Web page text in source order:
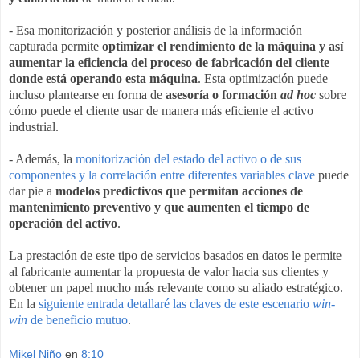
- Esa monitorización y posterior análisis de la información
capturada permite optimizar el rendimiento de la máquina y así
aumentar la eficiencia del proceso de fabricación del cliente
donde está operando esta máquina. Esta optimización puede
incluso plantearse en forma de asesoría o formación ad hoc sobre
cómo puede el cliente usar de manera más eficiente el activo
industrial.
- Además, la monitorización del estado del activo o de sus
componentes y la correlación entre diferentes variables clave puede
dar pie a modelos predictivos que permitan acciones de
mantenimiento preventivo y que aumenten el tiempo de
operación del activo.
La prestación de este tipo de servicios basados en datos le permite
al fabricante aumentar la propuesta de valor hacia sus clientes y
obtener un papel mucho más relevante como su aliado estratégico.
En la siguiente entrada detallaré las claves de este escenario win-
win de beneficio mutuo.
Mikel Niño en 8:10